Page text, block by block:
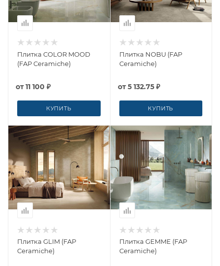
Плитка COLOR MOOD
(FAP Ceramiche)
от11 100 ₽
КУПИТЬ
Плитка NOBU (FAP
Ceramiche)
от5 132.75 ₽
КУПИТЬ
Плитка GLIM (FAP
Ceramiche)
Плитка GEMME (FAP
Ceramiche)